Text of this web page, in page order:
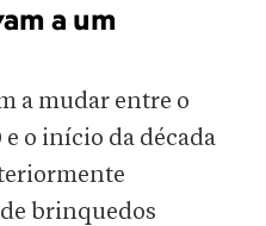
a um
a mudar entre o
e o início da década
brinquedos